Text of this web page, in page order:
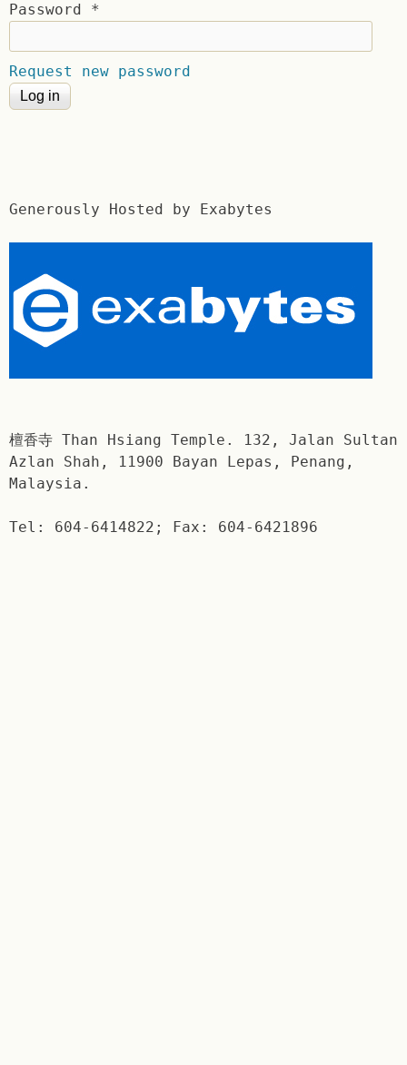
Password *
Request new password
Generously Hosted by Exabytes
檀香寺 Than Hsiang Temple. 132, Jalan Sultan
Azlan Shah, 11900 Bayan Lepas, Penang,
Malaysia.
Tel: 604-6414822; Fax: 604-6421896